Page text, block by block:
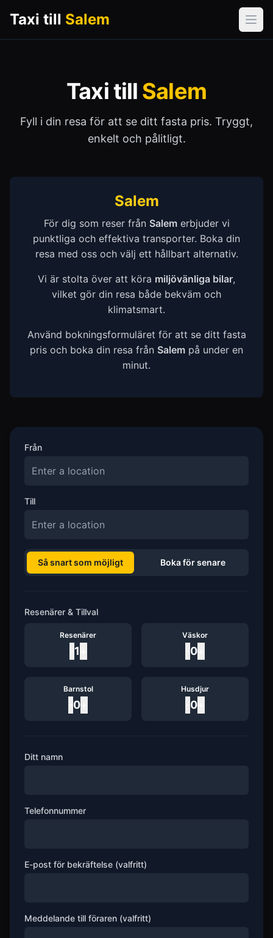
Taxi till Salem
Taxi till Salem
Fyll i din resa för att se ditt fasta pris. Tryggt,
enkelt och pålitligt.
Salem
För dig som reser från Salemerbjuder vi
punktliga och effektiva transporter. Boka din
resa med oss och välj ett hållbart alternativ.
Vi är stolta över att köra miljövänliga bilar,
vilket gör din resa både bekväm och
klimatsmart.
Använd bokningsformuläret för att se ditt fasta
pris och boka din resa från Salem på under en
minut.
Från
Till
Så snart som möjligt Boka för senare
Resenärer & Tillval
Resenärer
1
Väskor
0
Barnstol
0
Husdjur
0
Ditt namn
Telefonnummer
E-post för bekräftelse (valfritt)
Meddelande till föraren (valfritt)